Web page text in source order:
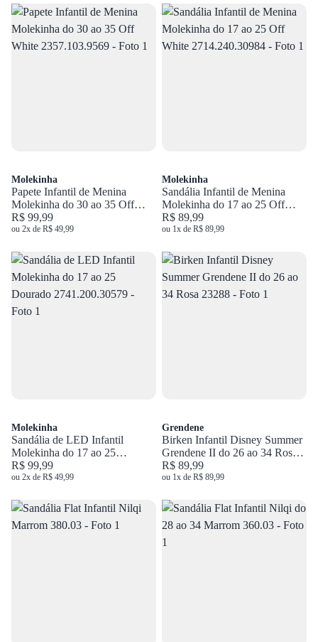
Molekinha
Papete Infantil de Menina
Molekinha do 30 ao 35 Off
White 2357.103.9569
R$ 99,99
ou 2x de R$ 49,99
Molekinha
Sandália Infantil de Menina
Molekinha do 17 ao 25 Off
White 2714.240.30984
R$ 89,99
ou 1x de R$ 89,99
Molekinha
Sandália de LED Infantil
Molekinha do 17 ao 25
Dourado 2741.200.30579
R$ 99,99
ou 2x de R$ 49,99
Grendene
Birken Infantil Disney Summer
Grendene II do 26 ao 34 Rosa
23288
R$ 89,99
ou 1x de R$ 89,99